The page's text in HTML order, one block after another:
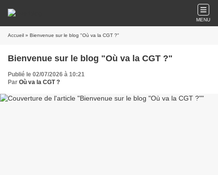
MENU
Accueil » Bienvenue sur le blog "Où va la CGT ?"
Bienvenue sur le blog "Où va la CGT ?"
Publié le 02/07/2026 à 10:21
Par Où va la CGT ?